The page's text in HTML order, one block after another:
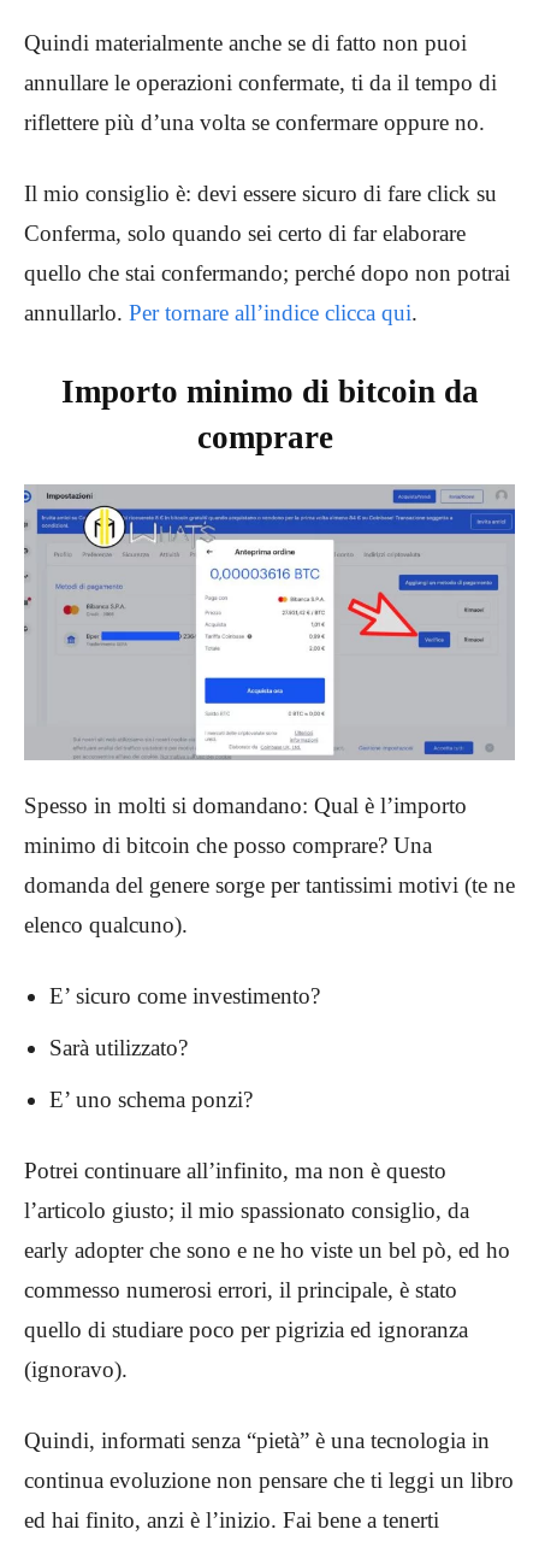
Quindi materialmente anche se di fatto non puoi
annullare le operazioni confermate, ti da il tempo di
riflettere più d’una volta se confermare oppure no.
Il mio consiglio è: devi essere sicuro di fare click su
Conferma, solo quando sei certo di far elaborare
quello che stai confermando; perché dopo non potrai
annullarlo. Per tornare all’indice clicca qui.
Importo minimo di bitcoin da
comprare
Spesso in molti si domandano: Qual è l’importo
minimo di bitcoin che posso comprare? Una
domanda del genere sorge per tantissimi motivi (te ne
elenco qualcuno).
E’ sicuro come investimento?
Sarà utilizzato?
E’ uno schema ponzi?
Potrei continuare all’infinito, ma non è questo
l’articolo giusto; il mio spassionato consiglio, da
early adopter che sono e ne ho viste un bel pò, ed ho
commesso numerosi errori, il principale, è stato
quello di studiare poco per pigrizia ed ignoranza
(ignoravo).
Quindi, informati senza “pietà” è una tecnologia in
continua evoluzione non pensare che ti leggi un libro
ed hai finito, anzi è l’inizio. Fai bene a tenerti